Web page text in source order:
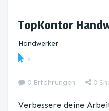
TopKontor
Handwerker
4
0 Erfahrungen 0
Verbessere deine